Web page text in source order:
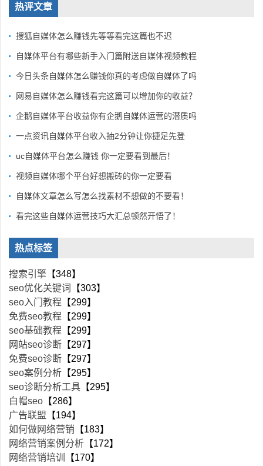
热评文章
搜狐自媒体怎么赚钱先等等看完这篇也不迟
自媒体平台有哪些新手入门篇附送自媒体视频教程
今日头条自媒体怎么赚钱你真的考虑做自媒体了吗
网易自媒体怎么赚钱看完这篇可以增加你的收益？
企鹅自媒体平台收益你有企鹅自媒体运营的潜质吗
一点资讯自媒体平台收入抽2分钟让你捷足先登
uc自媒体平台怎么赚钱 你一定要看到最后！
视频自媒体哪个平台好想搬砖的你一定要看
自媒体文章怎么写怎么找素材不想做的不要看！
看完这些自媒体运营技巧大汇总顿然开悟了！
热点标签
搜索引擎 【348】
seo优化关键词
【303】
seo入门教程 【299】
免费seo教程 【299】
seo基础教程 【299】
网站seo诊断 【297】
免费seo诊断 【297】
seo案例分析 【295】
seo诊断分析工具 【295】
白帽seo 【286】
广告联盟 【194】
如何做网络营销 【183】
网络营销案例分析 【172】
网络营销培训
【170】